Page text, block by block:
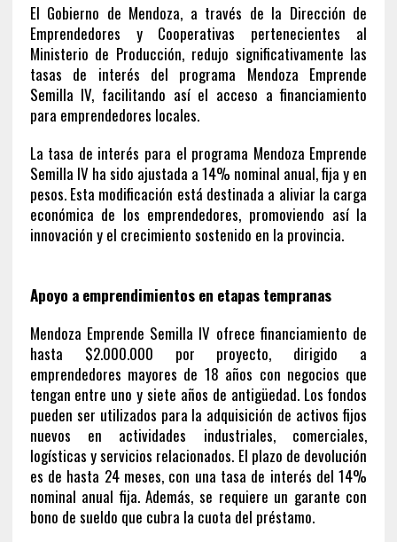
El Gobierno de Mendoza, a través de la Dirección de
Emprendedores y Cooperativas pertenecientes al
Ministerio de Producción, redujo significativamente las
tasas de interés del programa Mendoza Emprende
Semilla IV, facilitando así el acceso a financiamiento
para emprendedores locales.
La tasa de interés para el programa Mendoza Emprende
Semilla IV ha sido ajustada a 14% nominal anual, fija y en
pesos. Esta modificación está destinada a aliviar la carga
económica de los emprendedores, promoviendo así la
innovación y el crecimiento sostenido en la provincia.
Apoyo a emprendimientos en etapas tempranas
Mendoza Emprende Semilla IV ofrece financiamiento de
hasta $2.000.000 por proyecto, dirigido a
emprendedores mayores de 18 años con negocios que
tengan entre uno y siete años de antigüedad. Los fondos
pueden ser utilizados para la adquisición de activos fijos
nuevos en actividades industriales, comerciales,
logísticas y servicios relacionados. El plazo de devolución
es de hasta 24 meses, con una tasa de interés del 14%
nominal anual fija. Además, se requiere un garante con
bono de sueldo que cubra la cuota del préstamo.